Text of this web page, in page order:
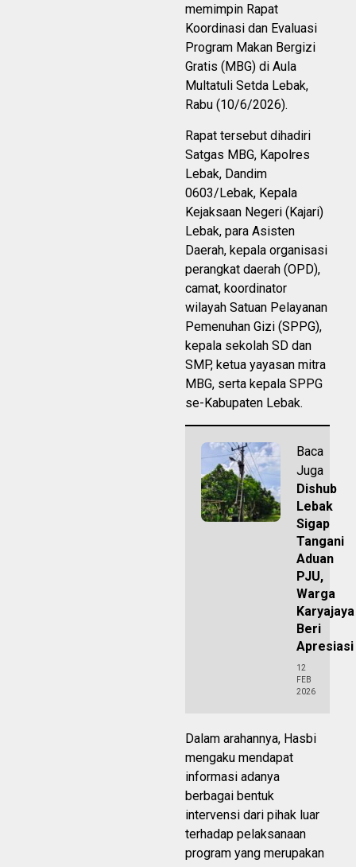
memimpin Rapat
Koordinasi dan Evaluasi
Program Makan Bergizi
Gratis (MBG) di Aula
Multatuli Setda Lebak,
Rabu (10/6/2026).
Rapat tersebut dihadiri
Satgas MBG, Kapolres
Lebak, Dandim
0603/Lebak, Kepala
Kejaksaan Negeri (Kajari)
Lebak, para Asisten
Daerah, kepala organisasi
perangkat daerah (OPD),
camat, koordinator
wilayah Satuan Pelayanan
Pemenuhan Gizi (SPPG),
kepala sekolah SD dan
SMP, ketua yayasan mitra
MBG, serta kepala SPPG
se-Kabupaten Lebak.
Baca
Juga
Dishub
Lebak
Sigap
Tangani
Aduan
PJU,
Warga
Karyajaya
Beri
Apresiasi
12
FEB
2026
Dalam arahannya, Hasbi
mengaku mendapat
informasi adanya
berbagai bentuk
intervensi dari pihak luar
terhadap pelaksanaan
program yang merupakan